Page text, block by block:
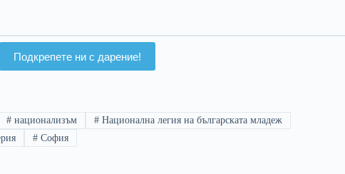
Подкрепете ни с дарение!
# национализъм #Национална легия на българската младеж
# София